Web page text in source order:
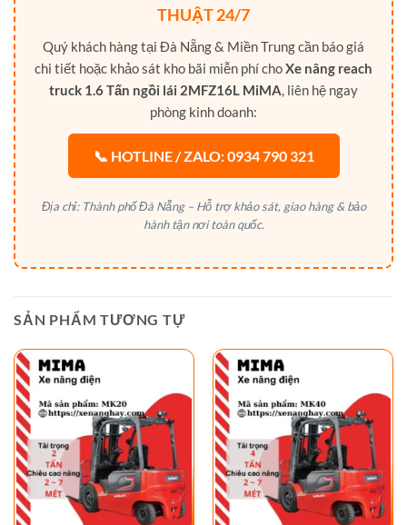
THUẬT 24/7
Quý khách hàng tại Đà Nẵng & Miền Trung cần báo giá
chi tiết hoặc khảo sát kho bãi miễn phí choXe nâng reach
truck 1.6 Tấn ngồi lái 2MFZ16L MiMA, liên hệ ngay
phòng kinh doanh:
📞 HOTLINE / ZALO: 0934 790 321
Địa chỉ: Thành phố Đà Nẵng – Hỗ trợ khảo sát, giao hàng & bảo
hành tận nơi toàn quốc.
SẢN PHẨM TƯƠNG TỰ